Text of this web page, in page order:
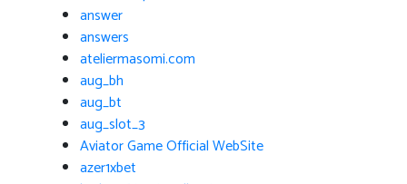
answer
answers
ateliermasomi.com
aug_bh
aug_bt
aug_slot_3
Aviator Game Official WebSite
azer1xbet